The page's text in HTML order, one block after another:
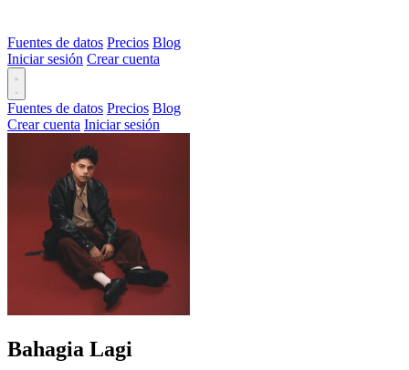
Fuentes de datos Precios Blog
Iniciar sesión Crear cuenta
Fuentes de datos Precios Blog
Crear cuenta Iniciar sesión
Bahagia Lagi